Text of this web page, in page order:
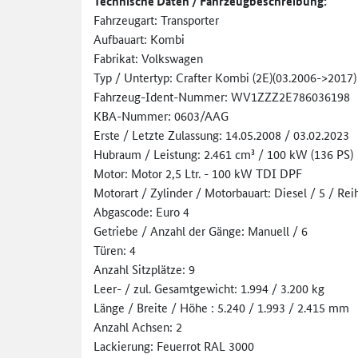
Fahrzeugart: Transporter
Aufbauart: Kombi
Fabrikat: Volkswagen
Typ / Untertyp: Crafter Kombi (2E)(03.2006-
Fahrzeug-Ident-Nummer: WV1ZZZ2E786036198
KBA-Nummer: 0603/AAG
Erste / Letzte Zulassung: 14.05.2008 / 03.02.2023
Hubraum / Leistung: 2.461 cm³ / 100 kW (136 PS)
Motor: Motor 2,5 Ltr. - 100 kW TDI DPF
Motorart / Zylinder / Motorbauart: Diesel / 5 /
Abgascode: Euro 4
Getriebe / Anzahl der Gänge: Manuell / 6
Türen: 4
Anzahl Sitzplätze: 9
Leer- / zul. Gesamtgewicht: 1.994 / 3.200 kg
Länge / Breite / Höhe : 5.240 / 1.993 / 2.415 mm
Anzahl Achsen: 2
Lackierung: Feuerrot RAL 3000